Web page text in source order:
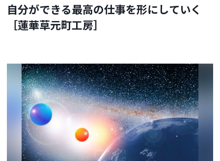
自分ができる最高の仕事を形にしていく
［蓮華草元町工房］